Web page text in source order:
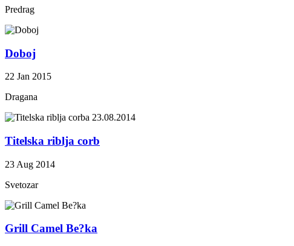
Predrag
Doboj
22 Jan 2015
Dragana
Titelska riblja corb
23 Aug 2014
Svetozar
Grill Camel Be?ka